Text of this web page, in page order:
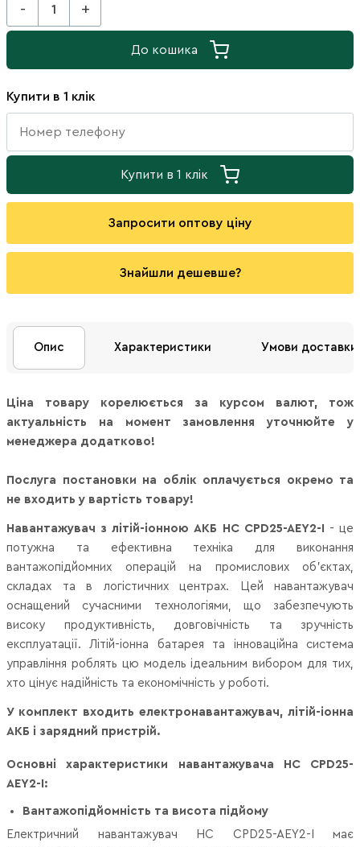
- +
До кошика
Купити в 1 клік
Купити в 1 клік
Запросити оптову ціну
Знайшли дешевше?
Опис Характеристики Умови доставки
Ціна товару корелюється за курсом валют, тож
актуальність на момент замовлення уточнюйте у
менеджера додатково!
Послуга постановки на облік оплачується окремо та
не входить у вартість товару!
Навантажувач з літій-іонною АКБ HC CPD25-AEY2-I - це
потужна та ефективна техніка для виконання
вантажопідйомних операцій на промислових об'єктах,
складах та в логістичних центрах. Цей навантажувач
оснащений сучасними технологіями, що забезпечують
високу продуктивність, довговічність та зручність
експлуатації. Літій-іонна батарея та інноваційна система
управління роблять цю модель ідеальним вибором для тих,
хто цінує надійність та економічність у роботі.
У комплект входить електронавантажувач, літій-іонна
АКБ і зарядний пристрій.
Основні характеристики навантажувача HC CPD25-
AEY2-I:
Вантажопідйомність та висота підйому
Електричний навантажувач HC CPD25-AEY2-I має